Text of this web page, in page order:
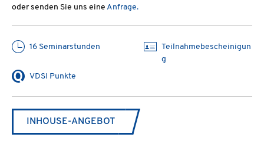
oder senden Sie uns eine Anfrage.
16 Seminarstunden
Teilnahmebescheinigun
g
VDSI Punkte
INHOUSE-ANGEBOT